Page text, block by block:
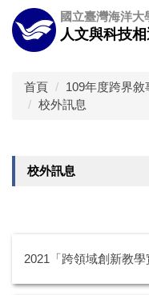
跳
到
主
國立臺灣海洋大
人文與科技
首頁 109年度跨界
校外訊息
校外訊息
2021「跨領域創新教學